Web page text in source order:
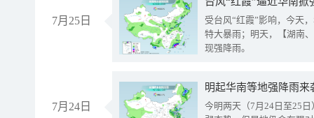
7月25日
受台风“红霞”影响，今天
特大暴雨；明天，【湖南
现强降雨。
7月24日
明起华南等地强降雨
今明两天（7月24日至25